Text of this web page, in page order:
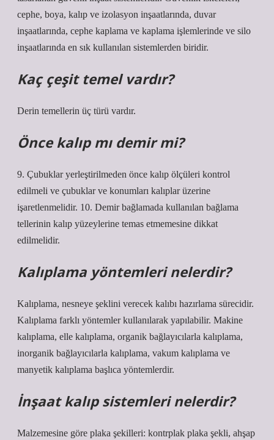
cephe, boya, kalıp ve izolasyon inşaatlarında, duvar
inşaatlarında, cephe kaplama ve kaplama işlemlerinde ve silo
inşaatlarında en sık kullanılan sistemlerden biridir.
Kaç çeşit temel vardır?
Derin temellerin üç türü vardır.
Önce kalıp mı demir mi?
9. Çubuklar yerleştirilmeden önce kalıp ölçüleri kontrol
edilmeli ve çubuklar ve konumları kalıplar üzerine
işaretlenmelidir. 10. Demir bağlamada kullanılan bağlama
tellerinin kalıp yüzeylerine temas etmemesine dikkat
edilmelidir.
Kalıplama yöntemleri nelerdir?
Kalıplama, nesneye şeklini verecek kalıbı hazırlama sürecidir.
Kalıplama farklı yöntemler kullanılarak yapılabilir. Makine
kalıplama, elle kalıplama, organik bağlayıcılarla kalıplama,
inorganik bağlayıcılarla kalıplama, vakum kalıplama ve
manyetik kalıplama başlıca yöntemlerdir.
İnşaat kalıp sistemleri nelerdir?
Malzemesine göre plaka şekilleri: kontrplak plaka şekli, ahşap